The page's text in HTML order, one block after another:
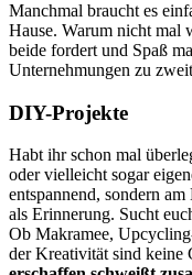
Manchmal braucht es
Hause. Warum nicht mal
beide fordert und Spaß
Unternehmungen zu
DIY-Projekte
Habt ihr schon mal
oder vielleicht sogar
entspannend, sondern
als Erinnerung. Sucht
Ob Makramee,
der Kreativität sind keine